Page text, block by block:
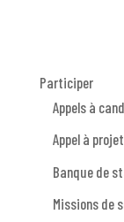
Participer
Appels à
Appel à
Banque de
Missions de